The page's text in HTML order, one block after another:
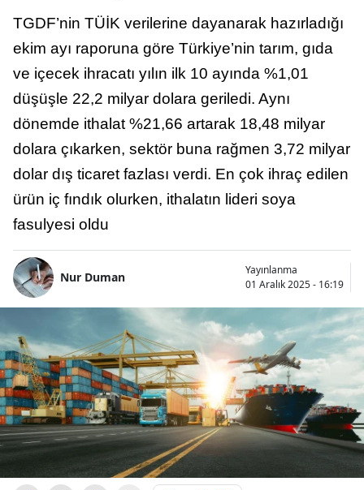
TGDF’nin TÜİK verilerine dayanarak hazırladığı
ekim ayı raporuna göre Türkiye’nin tarım, gıda
ve içecek ihracatı yılın ilk 10 ayında %1,01
düşüşle 22,2 milyar dolara geriledi. Aynı
dönemde ithalat %21,66 artarak 18,48 milyar
dolara çıkarken, sektör buna rağmen 3,72 milyar
dolar dış ticaret fazlası verdi. En çok ihraç edilen
ürün iç fındık olurken, ithalatın lideri soya
fasulyesi oldu
Nur Duman
Yayınlanma
01 Aralık 2025 - 16:19